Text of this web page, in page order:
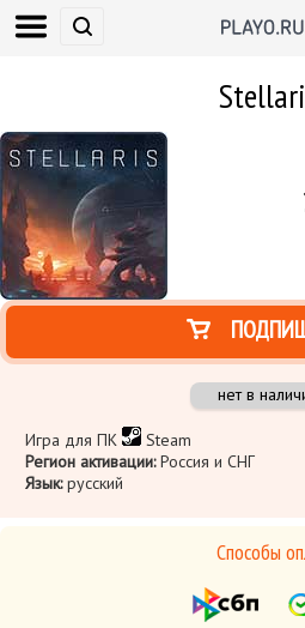
нет в
Игра для ПК
Steam
Регион активации:Россия и СНГ
Язык:русский
Способы